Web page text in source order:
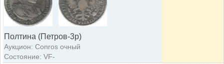
Полтина (Петров-3р)
Аукцион: Conros очный
Состояние: VF-